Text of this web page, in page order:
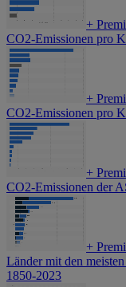
+
CO2-Emissionen pro
+
CO2-Emissionen pro
+
CO2-Emissionen der
+
Länder mit den
1850-2023